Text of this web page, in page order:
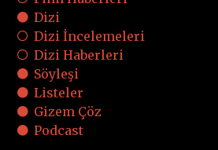
Dizi
Dizi İncelemeleri
Dizi Haberleri
Söyleşi
Listeler
Gizem Çöz
Podcast